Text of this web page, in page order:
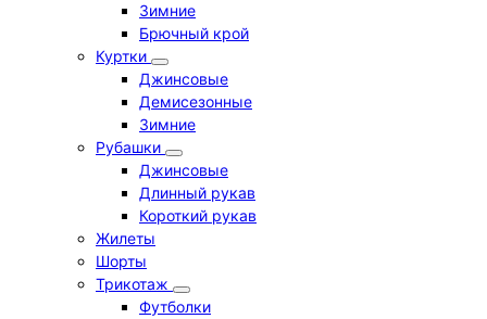
Зимние
Брючный крой
Куртки
Джинсовые
Демисезонные
Зимние
Рубашки
Джинсовые
Длинный рукав
Короткий рукав
Жилеты
Шорты
Трикотаж
Футболки